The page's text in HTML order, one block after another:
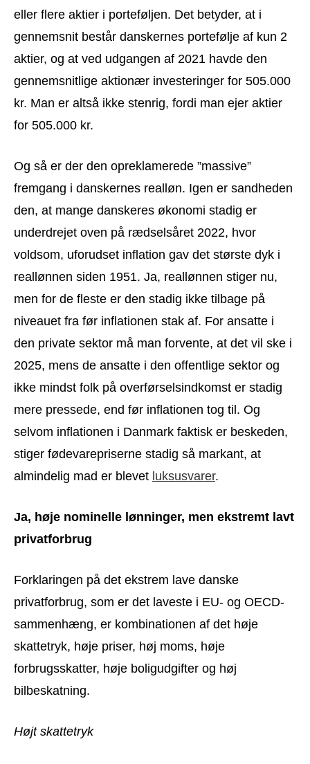
eller flere aktier i porteføljen. Det betyder, at i
gennemsnit består danskernes portefølje af kun 2
aktier, og at ved udgangen af 2021 havde den
gennemsnitlige aktionær investeringer for 505.000
kr. Man er altså ikke stenrig, fordi man ejer aktier
for 505.000 kr.
Og så er der den opreklamerede ”massive”
fremgang i danskernes realløn. Igen er sandheden
den, at mange danskeres økonomi stadig er
underdrejet oven på rædselsåret 2022, hvor
voldsom, uforudset inflation gav det største dyk i
reallønnen siden 1951. Ja, reallønnen stiger nu,
men for de fleste er den stadig ikke tilbage på
niveauet fra før inflationen stak af. For ansatte i
den private sektor må man forvente, at det vil ske i
2025, mens de ansatte i den offentlige sektor og
ikke mindst folk på overførselsindkomst er stadig
mere pressede, end før inflationen tog til. Og
selvom inflationen i Danmark faktisk er beskeden,
stiger fødevarepriserne stadig så markant, at
almindelig mad er blevet luksusvarer.
Ja, høje nominelle lønninger, men ekstremt lavt
privatforbrug
Forklaringen på det ekstrem lave danske
privatforbrug, som er det laveste i EU- og OECD-
sammenhæng, er kombinationen af det høje
skattetryk, høje priser, høj moms, høje
forbrugsskatter, høje boligudgifter og høj
bilbeskatning.
Højt skattetryk